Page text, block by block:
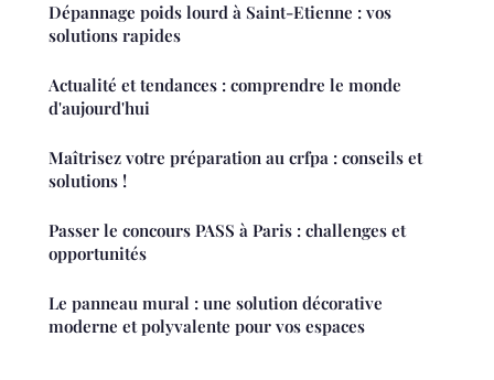
Dépannage poids lourd à Saint-Etienne : vos
solutions rapides
Actualité et tendances : comprendre le monde
d'aujourd'hui
Maîtrisez votre préparation au crfpa : conseils et
solutions !
Passer le concours PASS à Paris : challenges et
opportunités
Le panneau mural : une solution décorative
moderne et polyvalente pour vos espaces